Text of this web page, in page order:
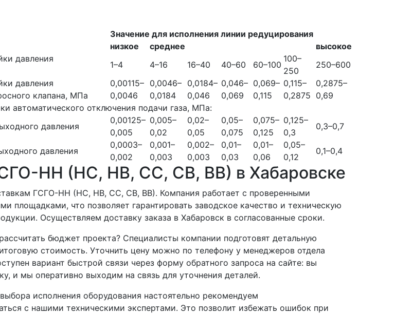
Значение для исполнения линии редуцирования
низкое
среднее
высокое
давления
1–4 4–16 16–40 40–60 60–100
100–
250
250–600
давления
клапана, МПа
0,00115–
0,0046
0,0046–
0,0184
0,0184–
0,046
0,046–
0,069
0,069–
0,115
0,115–
0,2875
0,2875–
0,69
автоматического отключения подачи газа, МПа:
давления
0,00125–
0,005
0,005–
0,02
0,02–
0,05
0,05–
0,075
0,075–
0,125
0,125–
0,3
0,3–0,7
давления
0,0003–
0,002
0,001–
0,003
0,002–
0,003
0,01–
0,03
0,01–
0,06
0,05–
0,12
0,1–0,4
НН (НС, НВ, СС, СВ, ВВ) в Хабаровске
ГСГО-НН (НС, НВ, СС, СВ, ВВ). Компания работает с проверенными
площадками, что позволяет гарантировать заводское качество и техническую
Осуществляем доставку заказа в Хабаровск в согласованные сроки.
бюджет проекта? Специалисты компании подготовят детальную
стоимость. Уточнить цену можно по телефону у менеджеров отдела
вариант быстрой связи через форму обратного запроса на сайте: вы
и мы оперативно выходим на связь для уточнения деталей.
исполнения оборудования настоятельно рекомендуем
с нашими техническими экспертами. Это позволит избежать ошибок при